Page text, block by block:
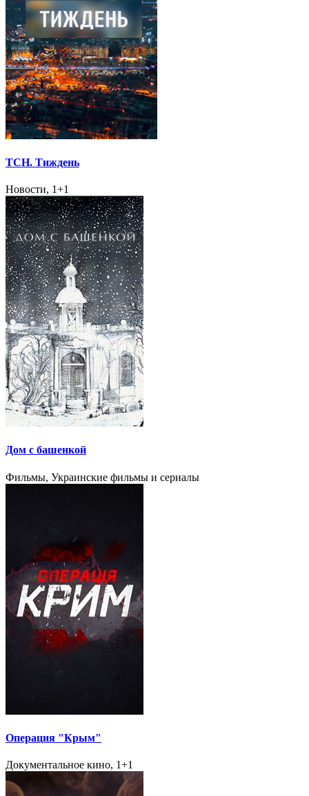
ТСН. Тиждень
Новости, 1+1
Дом с башенкой
Фильмы, Украинские фильмы и сериалы
Операция "Крым"
Документальное кино, 1+1